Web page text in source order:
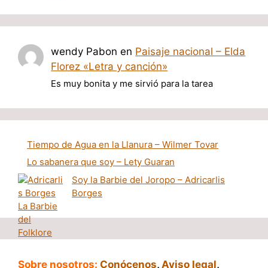
wendy Pabon en Paisaje nacional – Elda
Florez «Letra y canción»
Es muy bonita y me sirvió para la tarea
Tiempo de Agua en la Llanura – Wilmer Tovar
Lo sabanera que soy – Lety Guaran
Soy la Barbie del Joropo – Adricarlis
Borges
Sobre nosotros: Conócenos, Aviso legal,